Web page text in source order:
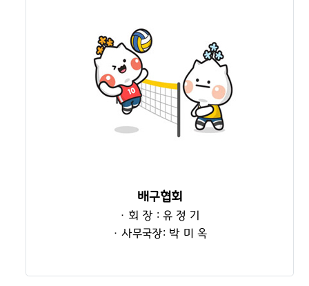
배구협회
· 회 장 : 유 정 기
· 사무국장: 박 미 옥